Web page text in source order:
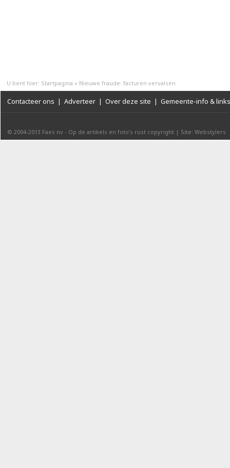
U bent hier: Startpagina » Nieuwe fraude: facturen vervalsen
Contacteer ons | Adverteer | Over deze site | Gemeente-info & links
© 2004-2013 Faes nv - Op de artikels en foto’s rust copyright | Site: Webstylers